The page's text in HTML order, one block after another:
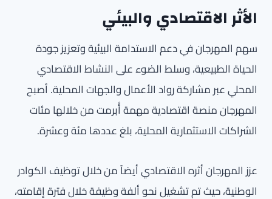
الأثر الاقتصادي والبيئي
سهم المهرجان في دعم الاستدامة البيئية وتعزيز جودة
الحياة الطبيعية، وسلط الضوء على النشاط الاقتصادي
المحلي عبر مشاركة رواد الأعمال والجهات المحلية. أصبح
المهرجان منصة اقتصادية مهمة أُبرمت من خلالها مئات
الشراكات الاستثمارية المحلية، بلغ عددها مئة وعشرة.
عزز المهرجان أثره الاقتصادي أيضاً من خلال توظيف الكوادر
الوطنية، حيث تم تشغيل نحو ألفة وظيفة خلال فترة إقامته،